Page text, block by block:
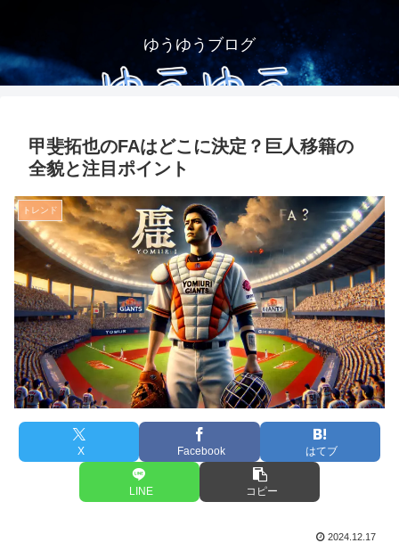
ゆうゆうブログ
甲斐拓也のFAはどこに決定？巨人移籍の
全貌と注目ポイント
トレンド
X Facebook はてブ
LINE コピー
2024.12.17